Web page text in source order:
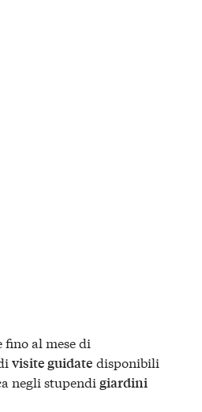
fino al mese di
visite guidate disponibili
negli stupendi giardini